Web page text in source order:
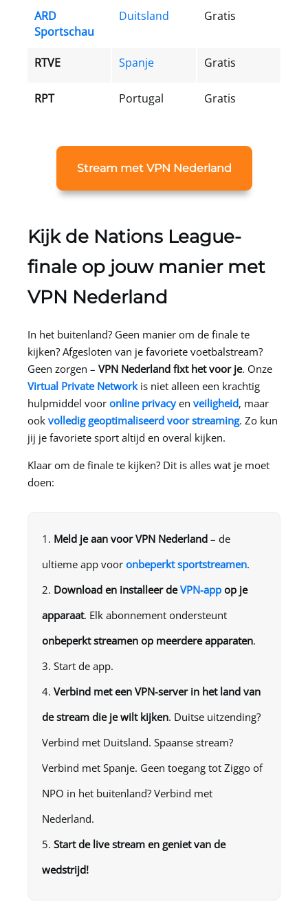
ARD
Sportschau
Duitsland Gratis
RTVE Spanje Gratis
RPT Portugal Gratis
Stream met VPN Nederland
Kijk de Nations League-
finale op jouw manier met
VPN Nederland
In het buitenland? Geen manier om de finale te
kijken? Afgesloten van je favoriete voetbalstream?
Geen zorgen – VPN Nederland fixt het voor je. Onze
Virtual Private Networkis niet alleen een krachtig
hulpmiddel voor online privacyen veiligheid, maar
ook volledig geoptimaliseerd voor streaming. Zo kun
jij je favoriete sport altijd en overal kijken.
Klaar om de finale te kijken? Dit is alles wat je moet
doen:
Meld je aan voorVPN Nederland – de
ultieme app voor onbeperkt sportstreamen.
Download en installeer deVPN-app op je
apparaat. Elk abonnement ondersteunt
onbeperkt streamen op meerdere apparaten.
Start de app.
Verbind met een VPN-server in het land van
de stream die je wilt kijken. Duitse uitzending?
Verbind met Duitsland. Spaanse stream?
Verbind met Spanje. Geen toegang tot Ziggo of
NPO in het buitenland? Verbind met
Nederland.
Start de live stream en geniet van de
wedstrijd!